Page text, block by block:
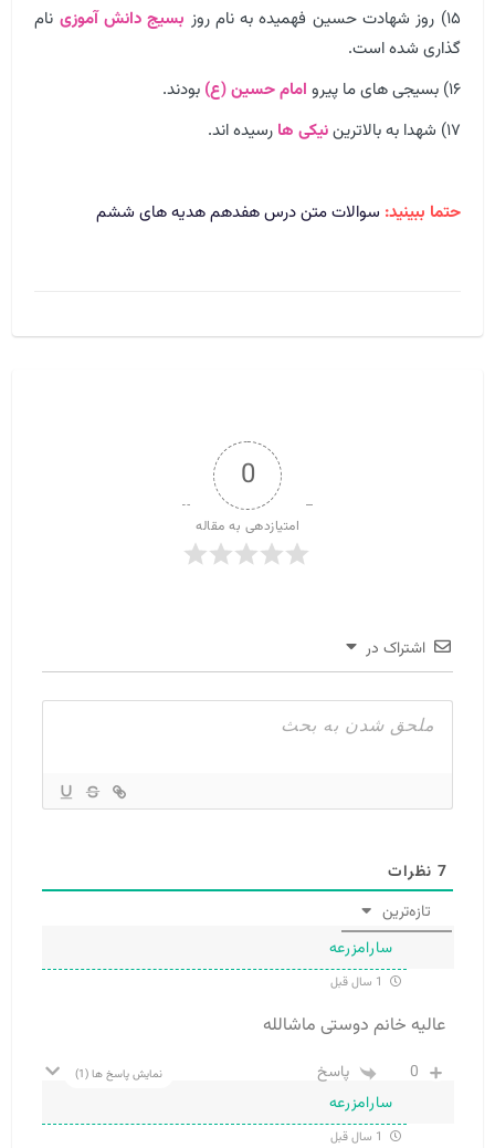
۱۵) روز شهادت حسین فهمیده به نام روز بسیج دانش آموزی نام
گذاری شده است.
۱۶) بسیجی های ما پیرو
امام حسین (ع) بودند.
۱۷) شهدا به بالاترین
نیکی ها رسیده اند.
حتما ببینید: سوالات متن درس هفدهم هدیه های ششم
0
امتیازدهی به مقاله
اشتراک در
7 نظرات
تازه‌ترین
سارامزرعه
عالیه خانم دوستی ماشالله
0 پاسخ نمایش پاسخ ها(1)
سارامزرعه